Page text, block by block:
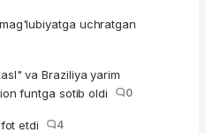
uchratgan
va Braziliya yarim
funtga sotib oldi
0
etdi 4